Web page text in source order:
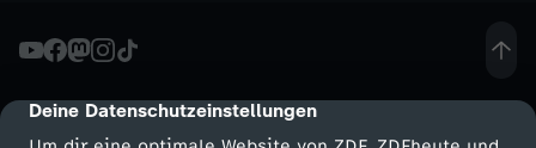
cmp-dialog-description
Deine Datenschutzeinstellungen
f
i